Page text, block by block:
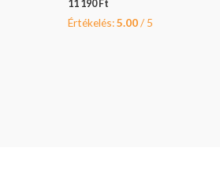
11 190 Ft
Értékelés:5.00/ 5